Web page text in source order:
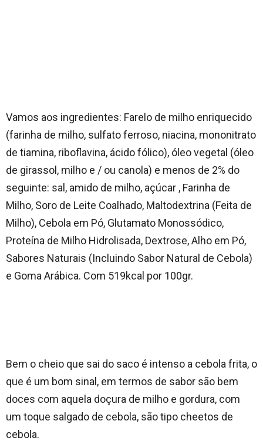
Vamos aos ingredientes: Farelo de milho enriquecido
(farinha de milho, sulfato ferroso, niacina, mononitrato
de tiamina, riboflavina, ácido fólico), óleo vegetal (óleo
de girassol, milho e / ou canola) e menos de 2% do
seguinte: sal, amido de milho, açúcar , Farinha de
Milho, Soro de Leite Coalhado, Maltodextrina (Feita de
Milho), Cebola em Pó, Glutamato Monossódico,
Proteína de Milho Hidrolisada, Dextrose, Alho em Pó,
Sabores Naturais (Incluindo Sabor Natural de Cebola)
e Goma Arábica. Com 519kcal por 100gr.
Bem o cheio que sai do saco é intenso a cebola frita, o
que é um bom sinal, em termos de sabor são bem
doces com aquela doçura de milho e gordura, com
um toque salgado de cebola, são tipo cheetos de
cebola.